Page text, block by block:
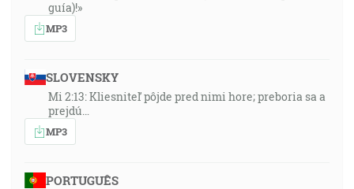
guía)!»
MP3
SLOVENSKY
Mi 2:13: Kliesniteľ pôjde pred nimi hore; preboria sa a
prejdú…
MP3
PORTUGUÊS